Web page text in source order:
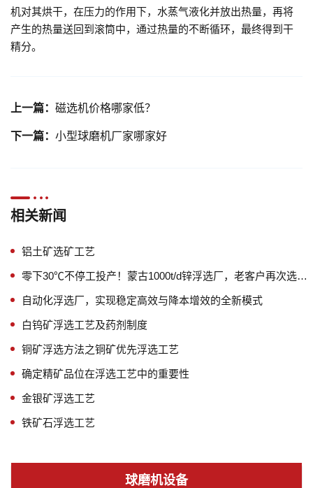
机对其烘干，在压力的作用下，水蒸气液化并放出热量，再将
产生的热量送回到滚筒中，通过热量的不断循环，最终得到干
精分。
上一篇： 磁选机价格哪家低？
下一篇： 小型球磨机厂家哪家好
相关新闻
铝土矿选矿工艺
零下30℃不停工投产！蒙古1000t/d锌浮选厂，老客户再次选择鑫海
自动化浮选厂，实现稳定高效与降本增效的全新模式
白钨矿浮选工艺及药剂制度
铜矿浮选方法之铜矿优先浮选工艺
确定精矿品位在浮选工艺中的重要性
金银矿浮选工艺
铁矿石浮选工艺
球磨机设备